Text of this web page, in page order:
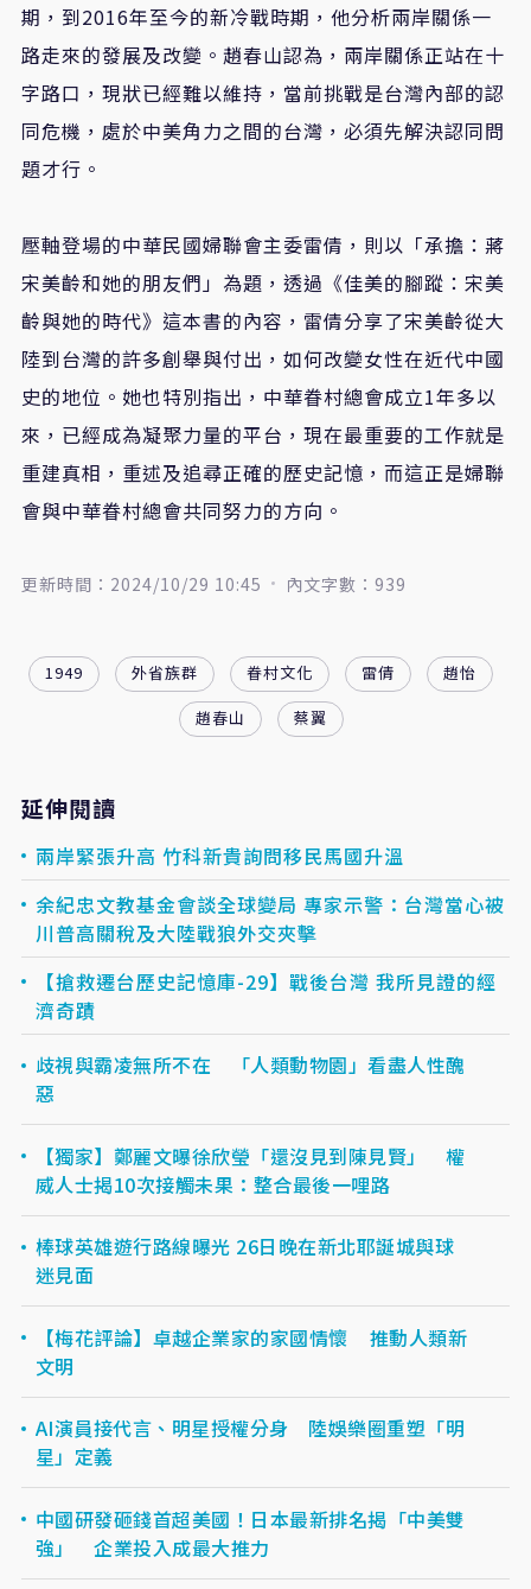
期，到2016年至今的新冷戰時期，他分析兩岸關係一
路走來的發展及改變。趙春山認為，兩岸關係正站在十
字路口，現狀已經難以維持，當前挑戰是台灣內部的認
同危機，處於中美角力之間的台灣，必須先解決認同問
題才行。
壓軸登場的中華民國婦聯會主委雷倩，則以「承擔：蔣
宋美齡和她的朋友們」為題，透過《佳美的腳蹤：宋美
齡與她的時代》這本書的內容，雷倩分享了宋美齡從大
陸到台灣的許多創舉與付出，如何改變女性在近代中國
史的地位。她也特別指出，中華眷村總會成立1年多以
來，已經成為凝聚力量的平台，現在最重要的工作就是
重建真相，重述及追尋正確的歷史記憶，而這正是婦聯
會與中華眷村總會共同努力的方向。
更新時間：2024/10/29 10:45 內文字數：939
1949 外省族群 眷村文化 雷倩
趙怡
趙春山
蔡翼
延伸閱讀
兩岸緊張升高 竹科新貴詢問移民馬國升溫
余紀忠文教基金會談全球變局 專家示警：台灣當心被
川普高關稅及大陸戰狼外交夾擊
【搶救遷台歷史記憶庫-29】戰後台灣 我所見證的經
濟奇蹟
歧視與霸凌無所不在 「人類動物園」看盡人性醜
惡
【獨家】鄭麗文曝徐欣瑩「還沒見到陳見賢」 權
威人士揭10次接觸未果：整合最後一哩路
棒球英雄遊行路線曝光 26日晚在新北耶誕城與球
迷見面
【梅花評論】卓越企業家的家國情懷 推動人類新
文明
AI演員接代言、明星授權分身 陸娛樂圈重塑「明
星」定義
中國研發砸錢首超美國！日本最新排名揭「中美雙
強」 企業投入成最大推力